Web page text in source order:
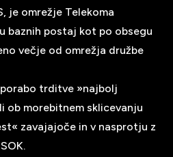
je omrežje Telekoma
baznih postaj kot po obsegu
večje od omrežja družbe
trditve »najbolj
ob morebitnem sklicevanju
zavajajoče in v nasprotju z